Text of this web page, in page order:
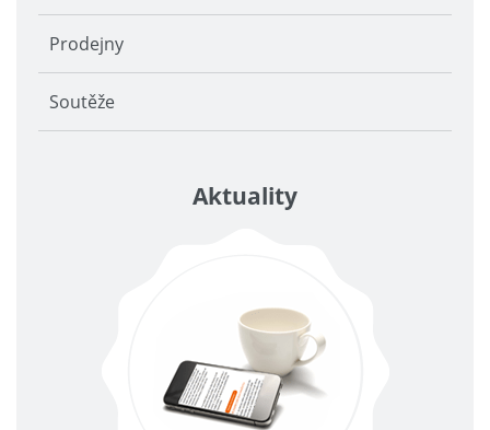
Prodejny
Soutěže
Aktuality